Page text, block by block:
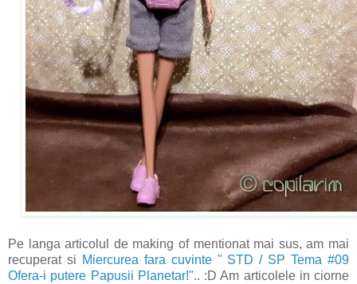
Pe langa articolul de making of mentionat mai sus, am mai
recuperat si Miercurea fara cuvinte " STD / SP Tema #09
Ofera-i putere Papusii Planetar!".. :D Am articolele in ciorne